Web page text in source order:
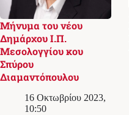
Μήνυμα του νέου
Δημάρχου Ι.Π.
Μεσολογγίου κου
Σπύρου
Διαμαντόπουλου
16 Οκτωβρίου 2023,
10:50